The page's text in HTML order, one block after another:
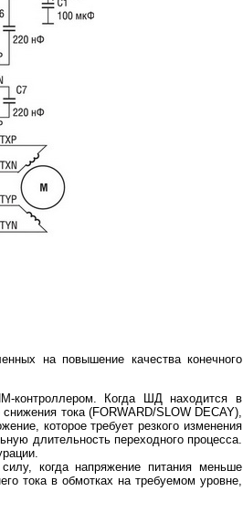
на повышение качества конечного
контроллером. Когда ШД находится в
тока (FORWARD/SLOW DECAY),
которое требует резкого изменения
длительность переходного процесса.
когда напряжение питания меньше
тока в обмотках на требуемом уровне,